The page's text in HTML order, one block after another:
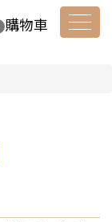
購物車